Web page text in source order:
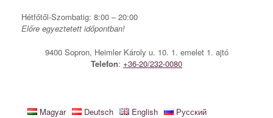
Hétfőtől-Szombatig: 8:00 – 20:00
Előre egyeztetett időpontban!
9400 Sopron, Heimler Károly u. 10. 1. emelet 1. ajtó
Telefon: +36-20/232-0080
Magyar Deutsch English Русский